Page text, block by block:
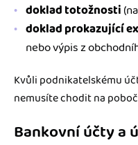
doklad totožnosti
doklad prokazující
nebo výpis z
Kvůli podnikatelskému
nemusíte chodit na
Bankovní účty a